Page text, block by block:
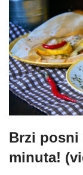
Brzi posni
minuta!